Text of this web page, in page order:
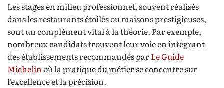
Les stages en milieu professionnel, souvent réalisés
dans les restaurants étoilés ou maisons prestigieuses,
sont un complément vital à la théorie. Par exemple,
nombreux candidats trouvent leur voie en intégrant
des établissements recommandés parLe Guide
Michelinoù la pratique du métier se concentre sur
l’excellence et la précision.